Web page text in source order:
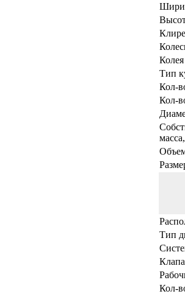
Тип
Кол-
Кол-
Тип
Кол-